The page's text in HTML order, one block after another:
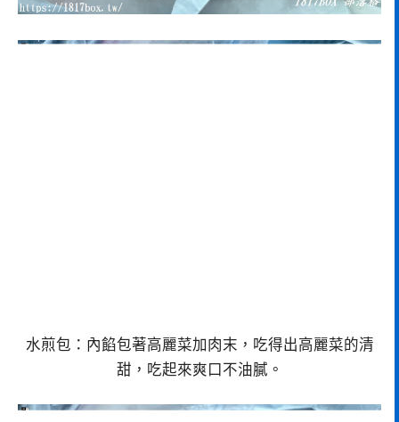
水煎包：內餡包著高麗菜加肉末，吃得出高麗菜的清
甜，吃起來爽口不油膩。